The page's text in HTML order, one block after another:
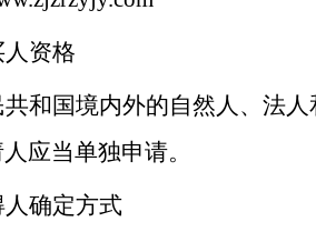
资格
和国境内外的自然人、法
应当单独申请。
人确定方式